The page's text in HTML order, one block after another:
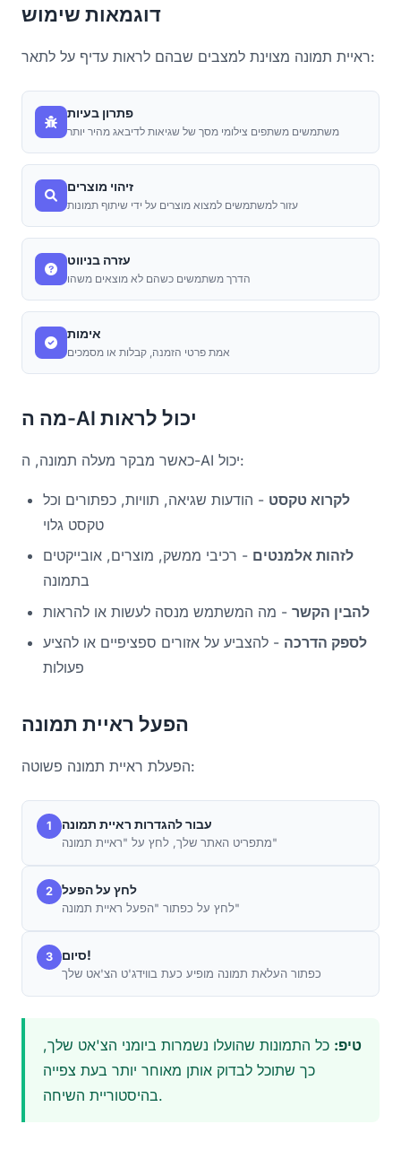
דוגמאות שימוש
ראיית תמונה מצוינת למצבים שבהם לראות עדיף על לתאר:
פתרון בעיות
משתמשים משתפים צילומי מסך של שגיאות לדיבאג מהיר יותר
זיהוי מוצרים
עזור למשתמשים למצוא מוצרים על ידי שיתוף תמונות
עזרה בניווט
הדרך משתמשים כשהם לא מוצאים משהו
אימות
אמת פרטי הזמנה, קבלות או מסמכים
מה ה-AI יכול לראות
כאשר מבקר מעלה תמונה, ה-AI יכול:
לקרוא טקסט - הודעות שגיאה, תוויות, כפתורים וכל
טקסט גלוי
לזהות אלמנטים - רכיבי ממשק, מוצרים, אובייקטים
בתמונה
להבין הקשר - מה המשתמש מנסה לעשות או להראות
לספק הדרכה - להצביע על אזורים ספציפיים או להציע
פעולות
הפעל ראיית תמונה
הפעלת ראיית תמונה פשוטה:
1 עבור להגדרות ראיית תמונה
מתפריט האתר שלך, לחץ על "ראיית תמונה"
2 לחץ על הפעל
לחץ על כפתור "הפעל ראיית תמונה"
3 סיום!
כפתור העלאת תמונה מופיע כעת בווידג'ט הצ'אט שלך
טיפ: כל התמונות שהועלו נשמרות ביומני הצ'אט שלך,
כך שתוכל לבדוק אותן מאוחר יותר בעת צפייה
בהיסטוריית השיחה.